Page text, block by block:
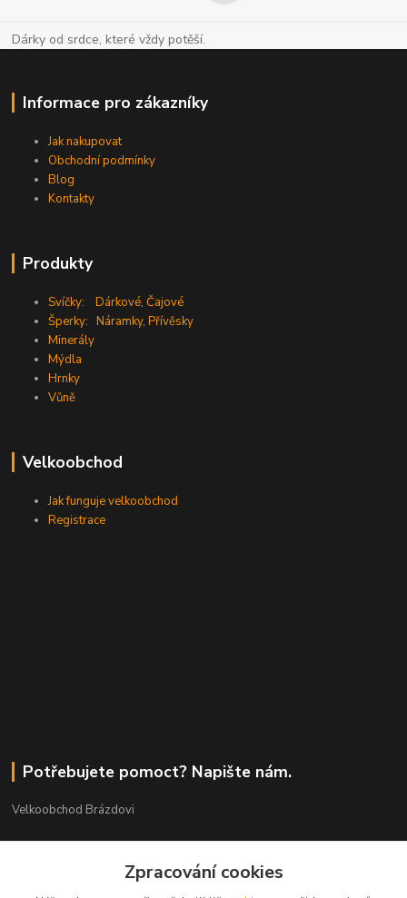
Dárky od srdce, které vždy potěší.
Informace pro zákazníky
Jak nakupovat
Obchodní podmínky
Blog
Kontakty
Produkty
Svíčky: Dárkové,Čajové
Šperky: Náramky,Přívěsky
Minerály
Mýdla
Hrnky
Vůně
Velkoobchod
Jak funguje velkoobchod
Registrace
Potřebujete pomoct? Napište nám.
Velkoobchod Brázdovi
+420 602 565 661Zpracování cookies